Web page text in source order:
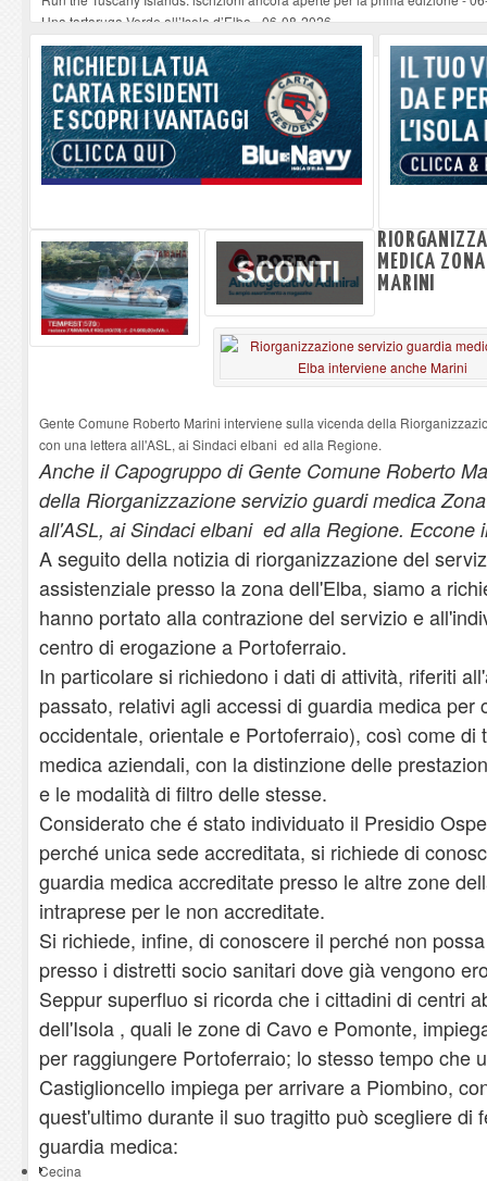
Una tartaruga Verde all’Isola d’Elba-06-08-2026
Furgone in fiamme a Capoliveri, illeso il conducente-06-08-2026
Campo: chiusura della biblioteca comunale in occasione del Santo Patrono
A Carpani si apre la Festa di Liberazione: il programma della prima serata-
MEDICA
MARINI
Gente Comune Roberto Marini interviene sulla vicenda della
con una lettera all'ASL, ai Sindaci elbani ed alla Regione.
Anche il Capogruppo di Gente Comune Roberto
della Riorganizzazione servizio guardi medica
all'ASL, ai Sindaci elbani ed alla Regione. Eccone
A seguito della notizia di riorganizzazione del
assistenziale presso la zona dell'Elba, siamo a
hanno portato alla contrazione del servizio e
centro di erogazione a Portoferraio.
In particolare si richiedono i dati di attività, riferiti
passato, relativi agli accessi di guardia medica per
occidentale, orientale e Portoferraio), così come di
medica aziendali, con la distinzione delle
e le modalità di filtro delle stesse.
Considerato che é stato individuato il Presidio
perché unica sede accreditata, si richiede di
guardia medica accreditate presso le altre zone
intraprese per le non accreditate.
Si richiede, infine, di conoscere il perché non
presso i distretti socio sanitari dove già vengono
Seppur superfluo si ricorda che i cittadini di centri
dell'Isola , quali le zone di Cavo e Pomonte,
per raggiungere Portoferraio; lo stesso tempo che
Castiglioncello impiega per arrivare a Piombino,
quest'ultimo durante il suo tragitto può scegliere di
guardia medica:
Cecina